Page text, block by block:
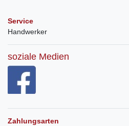
Service
Handwerker
soziale Medien
Zahlungsarten